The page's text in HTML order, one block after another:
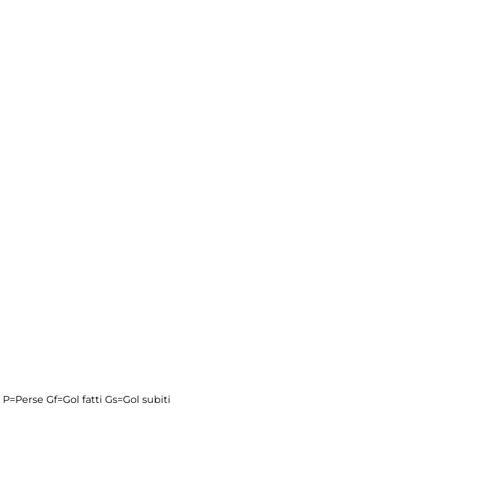
P=Perse Gf=Gol fatti Gs=Gol subiti